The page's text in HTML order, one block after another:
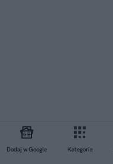
Dodaj w Google Kategorie